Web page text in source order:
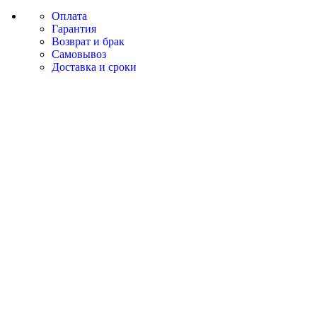
Оплата
Гарантия
Возврат и брак
Самовывоз
Доставка и сроки